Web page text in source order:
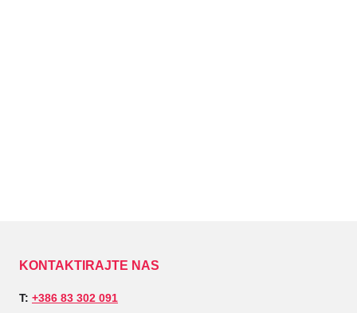
KONTAKTIRAJTE NAS
T: +386 83 302 091